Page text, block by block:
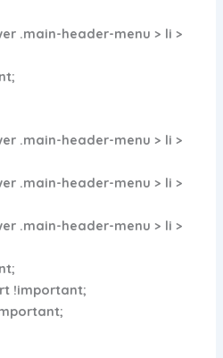
.main-header-menu > li >
.main-header-menu > li >
.main-header-menu > li >
.main-header-menu > li >
!important;